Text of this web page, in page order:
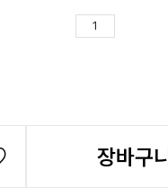
장바구니